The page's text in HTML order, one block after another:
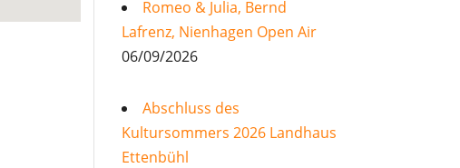
Romeo & Julia, Bernd
Lafrenz, Nienhagen Open Air
06/09/2026
Abschluss des
Kultursommers 2026 Landhaus
Ettenbühl